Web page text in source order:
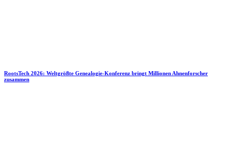
RootsTech 2026: Weltgrößte Genealogie-Konferenz bringt Millionen Ahnenforscher
zusammen